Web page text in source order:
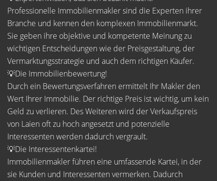
Professionelle Immobilienmakler sind die Experten ihrer
Branche und kennen den komplexen Immobilienmarkt.
Sie geben ihre objektive und kompetente Meinung zu
wichtigen Entscheidungen wie der Preisgestaltung, der
Vermarktungsstrategie und auch dem richtigen Käufer.
💡Die Immobilienbewertung!
Durch ein Bewertungsverfahren ermittelt Ihr Makler den
Wert Ihrer Immobilie. Der richtige Preis ist wichtig, um kein
Geld zu verlieren. Des Weiteren wird der Verkaufspreis
von Laien oft zu hoch angesetzt und potenzielle
Interessenten werden dadurch vergrault.
💡Die Interessentenkartei!
Immobilienmakler führen eine umfassende Kartei, in der
sie Kunden und Interessenten vermerken. Dadurch